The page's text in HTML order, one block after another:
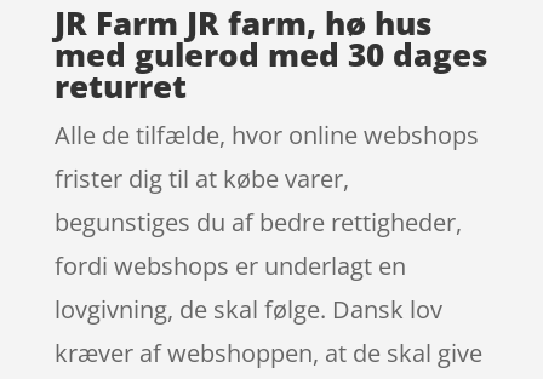
JR Farm JR farm, hø hus
med gulerod med 30 dages
returret
Alle de tilfælde, hvor online webshops
frister dig til at købe varer,
begunstiges du af bedre rettigheder,
fordi webshops er underlagt en
lovgivning, de skal følge. Dansk lov
kræver af webshoppen, at de skal give